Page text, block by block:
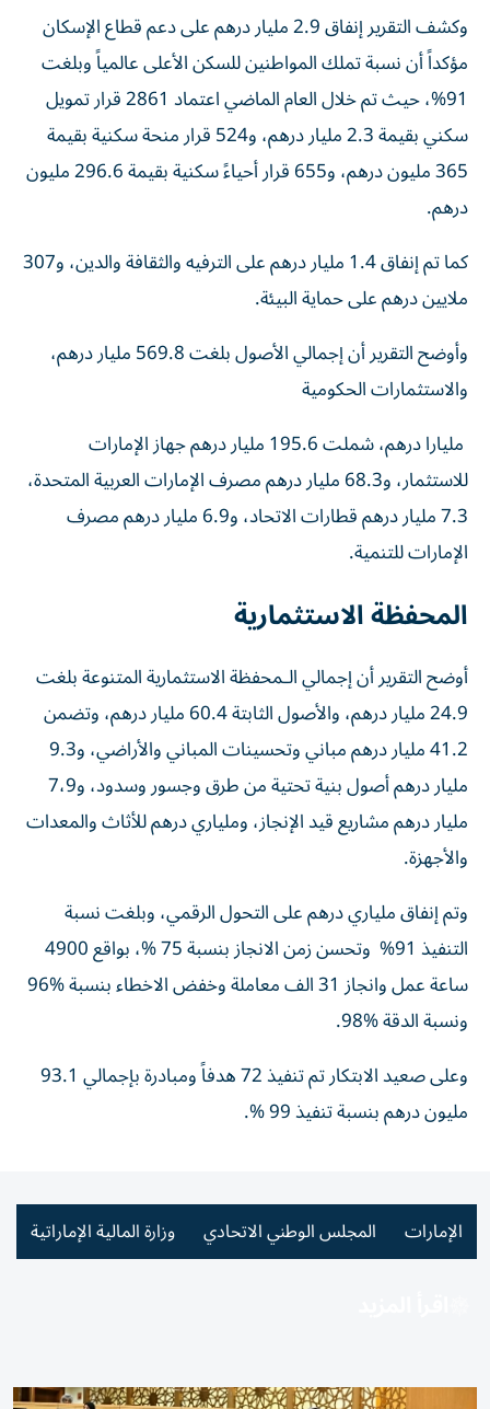
وكشف التقرير إنفاق 2.9 مليار درهم على دعم قطاع الإسكان
مؤكداً أن نسبة تملك المواطنين للسكن الأعلى عالمياً وبلغت
91%، حيث تم خلال العام الماضي اعتماد 2861 قرار تمويل
سكني بقيمة 2.3 مليار درهم، و524 قرار منحة سكنية بقيمة
365 مليون درهم، و655 قرار أحياءً سكنية بقيمة 296.6 مليون
درهم.
كما تم إنفاق 1.4 مليار درهم على الترفيه والثقافة والدين، و307
ملايين درهم على حماية البيئة.
وأوضح التقرير أن إجمالي الأصول بلغت 569.8 مليار درهم،
والاستثمارات الحكومية
مليارا درهم، شملت 195.6 مليار درهم جهاز الإمارات
للاستثمار، و68.3 مليار درهم مصرف الإمارات العربية المتحدة،
7.3 مليار درهم قطارات الاتحاد، و6.9 مليار درهم مصرف
الإمارات للتنمية.
المحفظة الاستثمارية
أوضح التقرير أن إجمالي الـمحفظة الاستثمارية المتنوعة بلغت
24.9 مليار درهم، والأصول الثابتة 60.4 مليار درهم، وتضمن
41.2 مليار درهم مباني وتحسينات المباني والأراضي، و9.3
مليار درهم أصول بنية تحتية من طرق وجسور وسدود، و7،9
مليار درهم مشاريع قيد الإنجاز، وملياري درهم للأثاث والمعدات
والأجهزة.
وتم إنفاق ملياري درهم على التحول الرقمي، وبلغت نسبة
التنفيذ 91%‎ وتحسن زمن الانجاز بنسبة 75 ‎%‎، بواقع 4900
ساعة عمل وانجاز 31 الف معاملة وخفض الاخطاء بنسبة 96‎%‎
ونسبة الدقة 98‎%‎.
وعلى صعيد الابتكار تم تنفيذ 72 هدفاً ومبادرة بإجمالي 93.1
مليون درهم بنسبة تنفيذ 99 ‎%‎.
الإمارات المجلس الوطني الاتحادي وزارة المالية الإماراتية